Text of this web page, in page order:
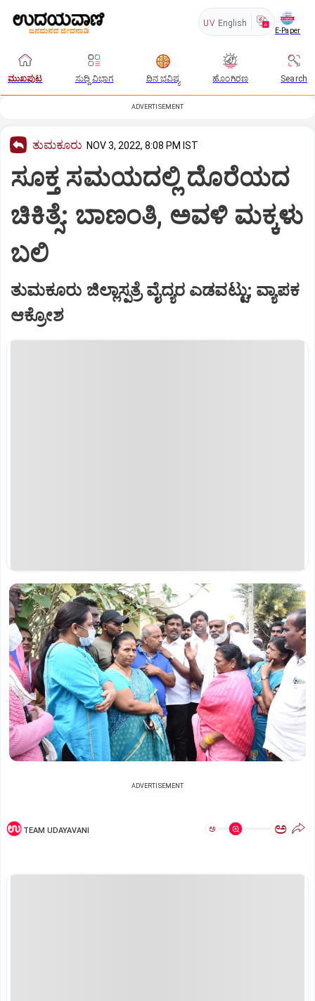
UV English
E-Paper
ಮುಖಪುಟ ಸುದ್ದಿ ವಿಭಾಗ ದಿನ ಭವಿಷ್ಯ ಹೊಂಗಿರಣ Search
ADVERTISEMENT
ತುಮಕೂರು NOV 3, 2022, 8:08 PM IST
ಸೂಕ್ತ ಸಮಯದಲ್ಲಿ ದೊರೆಯದ
ಚಿಕಿತ್ಸೆ: ಬಾಣಂತಿ, ಅವಳಿ ಮಕ್ಕಳು
ಬಲಿ
ತುಮಕೂರು ಜಿಲ್ಲಾಸ್ಪತ್ರೆ ವೈದ್ಯರ ಎಡವಟ್ಟು; ವ್ಯಾಪಕ
ಆಕ್ರೋಶ
ADVERTISEMENT
TEAM UDAYAVANI ಅ ಅ